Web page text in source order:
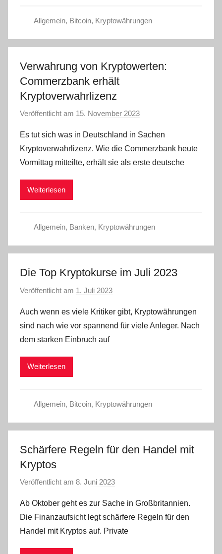
Allgemein, Bitcoin, Kryptowährungen
Verwahrung von Kryptowerten:
Commerzbank erhält
Kryptoverwahrlizenz
Veröffentlicht am 15. November 2023
n
a
d
Es tut sich was in Deutschland in Sachen
Kryptoverwahrlizenz. Wie die Commerzbank heute
Vormittag mitteilte, erhält sie als erste deutsche
Weiterlesen
Allgemein, Banken, Kryptowährungen
Die Top Kryptokurse im Juli 2023
Veröffentlicht am 1. Juli 2023
n
a
Auch wenn es viele Kritiker gibt, Kryptowährungen
sind nach wie vor spannend für viele Anleger. Nach
dem starken Einbruch auf
Weiterlesen
Allgemein, Bitcoin, Kryptowährungen
Schärfere Regeln für den Handel mit
Kryptos
Veröffentlicht am 8. Juni 2023
n
a
d
Ab Oktober geht es zur Sache in Großbritannien.
Die Finanzaufsicht legt schärfere Regeln für den
Handel mit Kryptos auf. Private